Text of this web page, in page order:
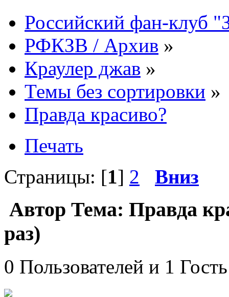
Российский фан-клуб
РФКЗВ / Архив »
Краулер джав »
Темы без сортировки »
Правда красиво?
Печать
Страницы: [1] 2 Вниз
Автор Тема: Правда
раз)
0 Пользователей и 1